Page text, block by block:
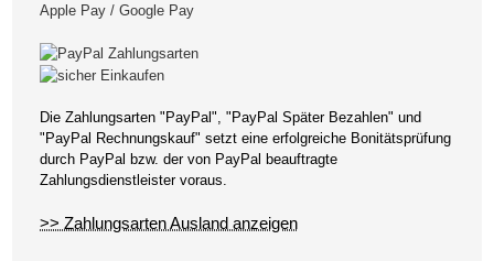
Apple Pay / Google Pay
Die Zahlungsarten "PayPal", "PayPal Später Bezahlen" und
"PayPal Rechnungskauf" setzt eine erfolgreiche Bonitätsprüfung
durch PayPal bzw. der von PayPal beauftragte
Zahlungsdienstleister voraus.
>> Zahlungsarten Ausland anzeigen